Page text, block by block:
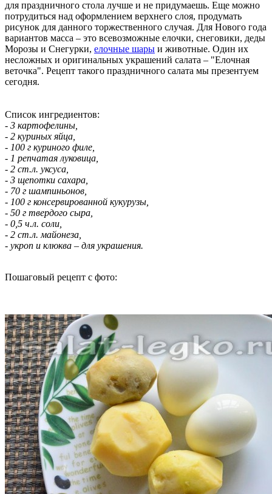
для праздничного стола лучше и не придумаешь. Еще можно
потрудиться над оформлением верхнего слоя, продумать
рисунок для данного торжественного случая. Для Нового года
вариантов масса – это всевозможные елочки, снеговики, деды
Морозы и Снегурки, елочные шары и животные. Один их
несложных и оригинальных украшений салата – "Елочная
веточка". Рецепт такого праздничного салата мы презентуем
сегодня.
Список ингредиентов:
- 3 картофелины,
- 2 куриных яйца,
- 100 г куриного филе,
- 1 репчатая луковица,
- 2 ст.л. уксуса,
- 3 щепотки сахара,
- 70 г шампиньонов,
- 100 г консервированной кукурузы,
- 50 г твердого сыра,
- 0,5 ч.л. соли,
- 2 ст.л. майонеза,
- укроп и клюква – для украшения.
Пошаговый рецепт с фото: